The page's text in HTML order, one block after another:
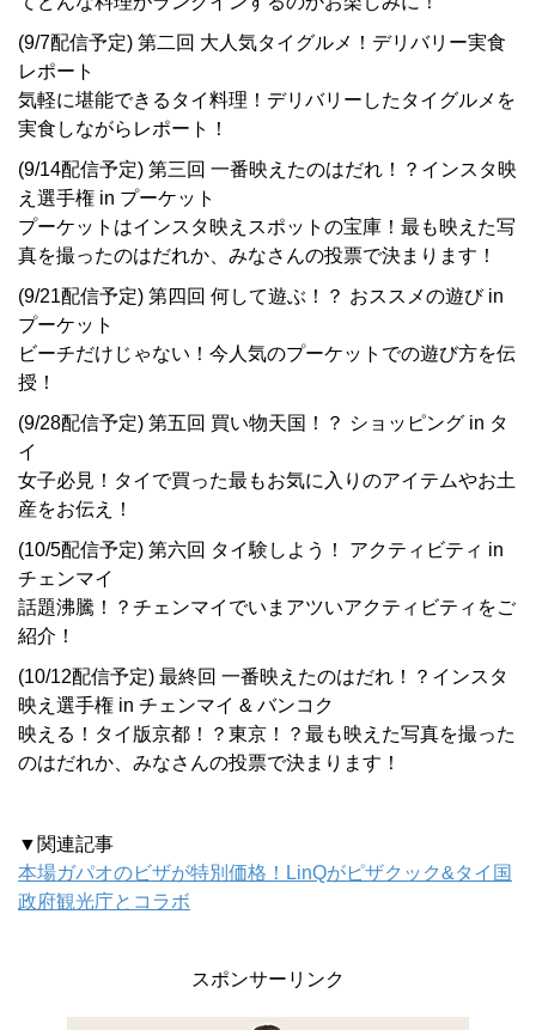
(9/7配信予定) 第二回 大人気タイグルメ！デリバリー実食
レポート
気軽に堪能できるタイ料理！デリバリーしたタイグルメを
実食しながらレポート！
(9/14配信予定) 第三回 一番映えたのはだれ！？インスタ映
え選手権 in プーケット
プーケットはインスタ映えスポットの宝庫！最も映えた写
真を撮ったのはだれか、みなさんの投票で決まります！
(9/21配信予定) 第四回 何して遊ぶ！？ おススメの遊び in
プーケット
ビーチだけじゃない！今人気のプーケットでの遊び方を伝
授！
(9/28配信予定) 第五回 買い物天国！？ ショッピング in タ
イ
女子必見！タイで買った最もお気に入りのアイテムやお土
産をお伝え！
(10/5配信予定) 第六回 タイ験しよう！ アクティビティ in
チェンマイ
話題沸騰！？チェンマイでいまアツいアクティビティをご
紹介！
(10/12配信予定) 最終回 一番映えたのはだれ！？インスタ
映え選手権 in チェンマイ & バンコク
映える！タイ版京都！？東京！？最も映えた写真を撮った
のはだれか、みなさんの投票で決まります！
▼関連記事
本場ガパオのビザが特別価格！LinQがピザクック&タイ国
政府観光庁とコラボ
スポンサーリンク